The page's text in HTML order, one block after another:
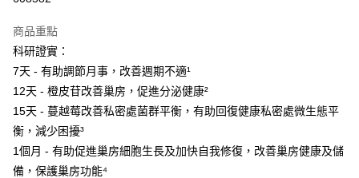
WeChat Pay
送貨方式
順豐自助櫃
每筆HK$50.00，滿HK$350.00或以上免運費
順豐站/ 順豐營業點取件
商品重點
科研證實：
7天 - 有助調節月事，改善週期不適¹
12天 - 橙皮苷改善巢房，促進分泌健康²
15天 - 蔓越莓改善私密處菌群平衡，有助回復健康私密處微生態平
衡，減少困擾³
1個月 - 有助促進巢房細胞生長及加快自我修復，改善巢房健康及儲
備，保護巢房功能⁴